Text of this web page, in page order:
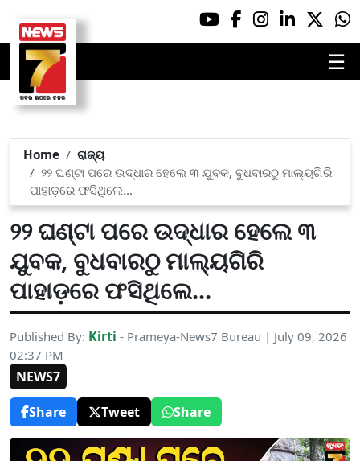
☰
Home
ରାଜ୍ୟ
୨୨ ଘଣ୍ଟା ପରେ ଉଦ୍ଧାର ହେଲେ ୩ ଯୁବକ, ବୁଧବାରଠୁ ମାଲ୍ୟଗିରି
ପାହାଡ଼ରେ ଫସିଥିଲେ...
୨୨ ଘଣ୍ଟା ପରେ ଉଦ୍ଧାର ହେଲେ ୩
ଯୁବକ, ବୁଧବାରଠୁ ମାଲ୍ୟଗିରି
ପାହାଡ଼ରେ ଫସିଥିଲେ...
Published By: Kirti - Prameya-News7 Bureau | July 09, 2026
02:37 PM
NEWS7
Share
Tweet Share